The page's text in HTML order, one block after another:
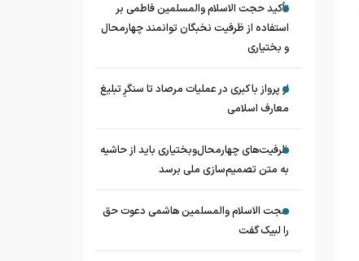
تأکید حجت الاسلام والمسلمین فاطمی بر
استفاده از ظرفیت نخبگان توانمند چهارمحال
و بختیاری
از پرواز با کبری در عملیات مرصاد تا سنگرِ تبلیغ
معارف اسلامی
ظرفیت‌های چهارمحال‌وبختیاری باید از حاشیه
به متن تصمیم‌سازی ملی برسد
حجت الاسلام والمسلمین هاشمی دعوت حق
را لبیک گفت